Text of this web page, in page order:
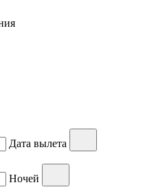
Дата вылета
Ночей